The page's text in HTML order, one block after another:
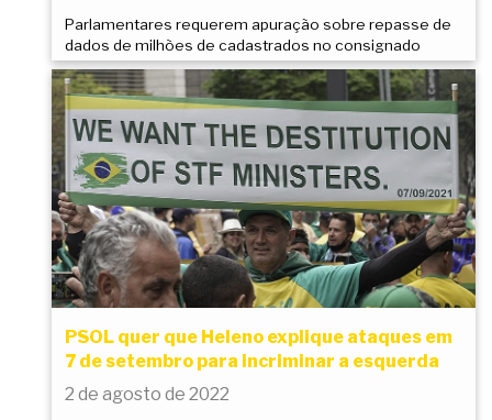
Parlamentares requerem apuração sobre repasse de
dados de milhões de cadastrados no consignado
PSOL quer que Heleno explique ataques em
7 de setembro para incriminar a esquerda
2 de agosto de 2022